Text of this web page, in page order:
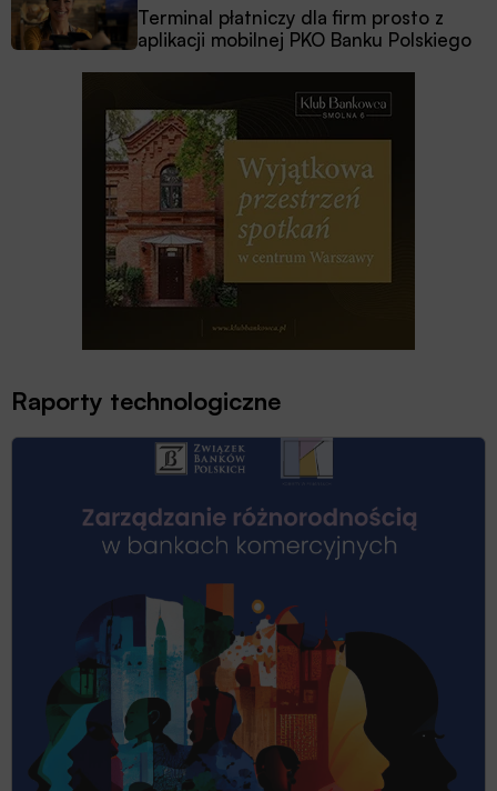
Terminal płatniczy dla firm prosto z
aplikacji mobilnej PKO Banku Polskiego
Raporty technologiczne